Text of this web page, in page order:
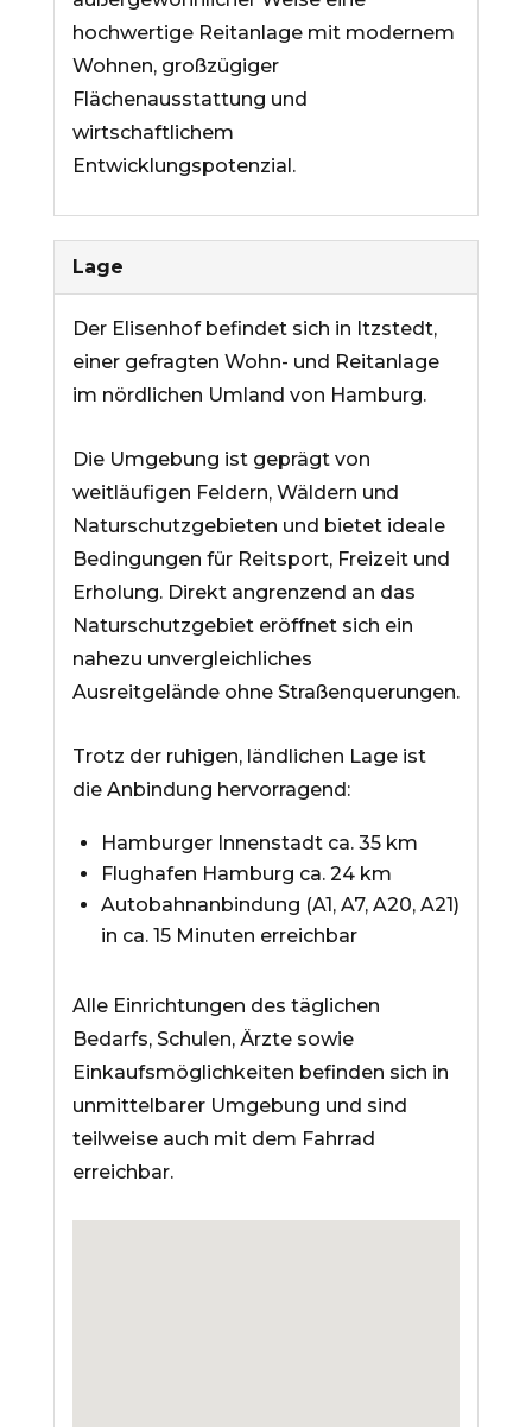
hochwertige Reitanlage mit modernem
Wohnen, großzügiger
Flächenausstattung und
wirtschaftlichem
Entwicklungspotenzial.
Lage
Der Elisenhof befindet sich in Itzstedt,
einer gefragten Wohn- und Reitanlage
im nördlichen Umland von Hamburg.
Die Umgebung ist geprägt von
weitläufigen Feldern, Wäldern und
Naturschutzgebieten und bietet ideale
Bedingungen für Reitsport, Freizeit und
Erholung. Direkt angrenzend an das
Naturschutzgebiet eröffnet sich ein
nahezu unvergleichliches
Ausreitgelände ohne Straßenquerungen.
Trotz der ruhigen, ländlichen Lage ist
die Anbindung hervorragend:
Hamburger Innenstadt ca. 35 km
Flughafen Hamburg ca. 24 km
Autobahnanbindung (A1, A7, A20, A21)
in ca. 15 Minuten erreichbar
Alle Einrichtungen des täglichen
Bedarfs, Schulen, Ärzte sowie
Einkaufsmöglichkeiten befinden sich in
unmittelbarer Umgebung und sind
teilweise auch mit dem Fahrrad
erreichbar.